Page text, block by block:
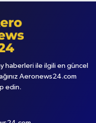
haberleri ile ilgili en güncel
Aeronews24.com
edin.